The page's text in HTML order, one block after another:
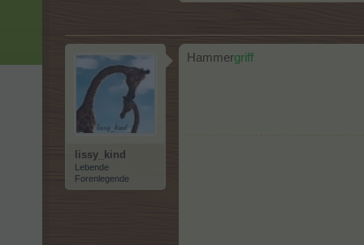
lissy_kind
Lebende
Forenlegende
Hammergriff